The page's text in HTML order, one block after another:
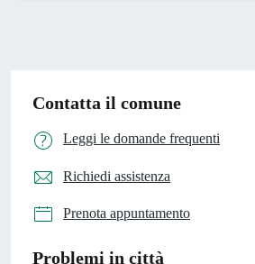
Contatta il comune
Leggi le domande frequenti
Richiedi assistenza
Prenota appuntamento
Problemi in città